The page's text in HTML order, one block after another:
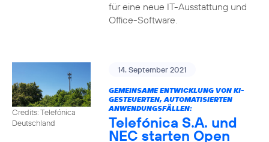
für eine neue IT-Ausstattung und
Office-Software.
Credits: Telefónica
Deutschland
14. September 2021
GEMEINSAME ENTWICKLUNG VON KI-
GESTEUERTEN, AUTOMATISIERTEN
ANWENDUNGSFÄLLEN:
Telefónica S.A. und
NEC starten Open